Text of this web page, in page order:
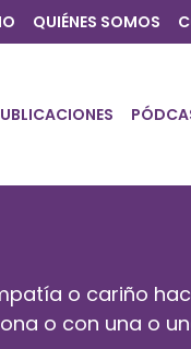
QUIÉNES SOMOS
o cariño
o con una o